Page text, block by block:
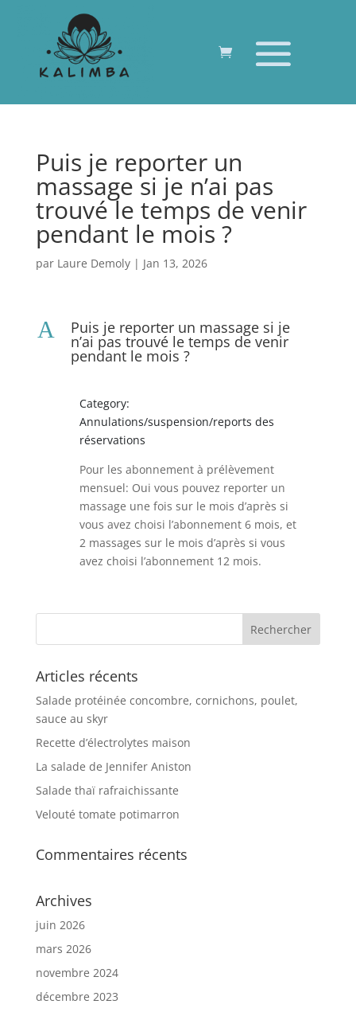
Puis je reporter un
massage si je n’ai pas
trouvé le temps de venir
pendant le mois ?
par Laure Demoly| Jan 13, 2026
A Puis je reporter un massage si je
n’ai pas trouvé le temps de venir
pendant le mois ?
Category:
Annulations/suspension/reports des
réservations
Pour les abonnement à prélèvement
mensuel: Oui vous pouvez reporter un
massage une fois sur le mois d’après si
vous avez choisi l’abonnement 6 mois, et
2 massages sur le mois d’après si vous
avez choisi l’abonnement 12 mois.
Articles récents
Salade protéinée concombre, cornichons, poulet,
sauce au skyr
Recette d’électrolytes maison
La salade de Jennifer Aniston
Salade thaï rafraichissante
Velouté tomate potimarron
Commentaires récents
Archives
juin 2026
mars 2026
novembre 2024
décembre 2023